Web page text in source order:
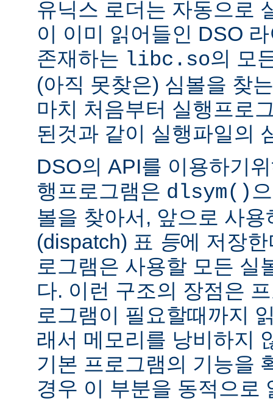
유닉스 로더는 자동으로
이 이미 읽어들인 DSO
존재하는 libc.so의 모
(아직 못찾은) 심볼을 찾
마치 처음부터 실행프로
된것과 같이 실행파일의
DSO의 API를 이용하기
행프로그램은 dlsym()
볼을 찾아서, 앞으로 사
(dispatch) 표 등에 저장
로그램은 사용할 모든 실
다. 이런 구조의 장점은
로그램이 필요할때까지
래서 메모리를 낭비하지
기본 프로그램의 기능을
경우 이 부분을 동적으로